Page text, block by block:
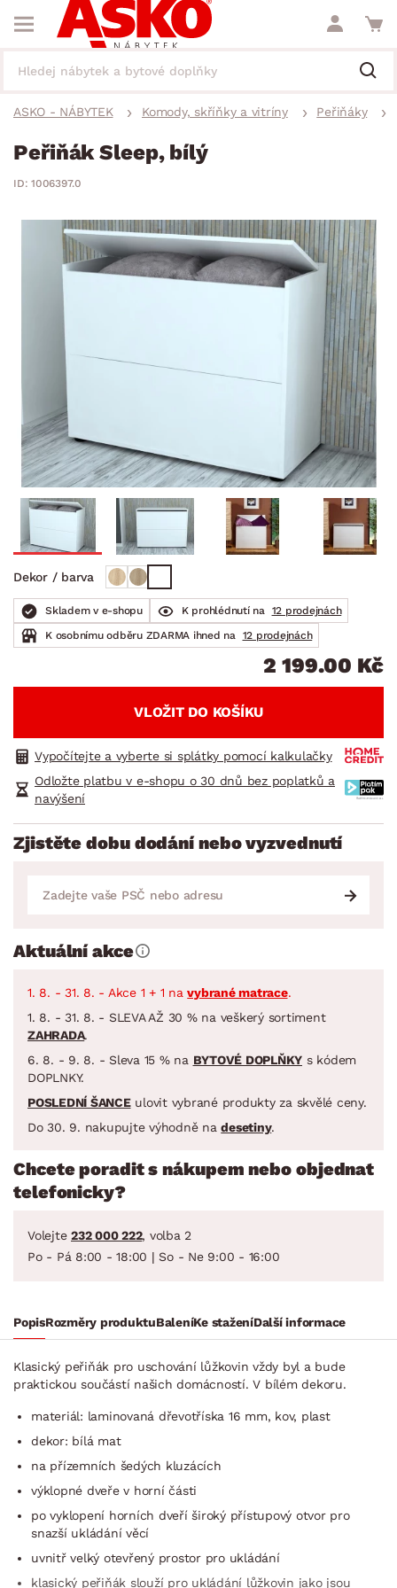
ASKO - NÁBYTEK Komody, skříňky a vitríny Peřiňáky
Peřiňák Sleep, bílý
ID: 1006397.0
Dekor / barva
Skladem v e-shopu K prohlédnutí na
12 prodejnách
K osobnímu odběru ZDARMA ihned na
12 prodejnách
2 199.00 Kč
VLOŽIT DO KOŠÍKU
Vypočítejte a vyberte si splátky pomocí kalkulačky
Odložte platbu v e-shopu o 30 dnů bez poplatků a
navýšení
Zjistěte dobu dodání nebo vyzvednutí
Aktuální akce
1. 8. - 31. 8. - Akce 1 + 1 navybrané matrace.
1. 8. - 31. 8. - SLEVA AŽ 30 % na veškerý sortiment
ZAHRADA.
6. 8. - 9. 8. - Sleva 15 % na BYTOVÉ DOPLŇKY s kódem
DOPLNKY.
POSLEDNÍ ŠANCEulovit vybrané produkty za skvělé ceny.
Do 30. 9. nakupujte výhodně nadesetiny.
Chcete poradit s nákupem nebo objednat
telefonicky?
Volejte 232 000 222, volba 2
Po - Pá 8:00 - 18:00 | So - Ne 9:00 - 16:00
PopisRozměry produktuBaleníKe staženíDalší informace
Klasický peřiňák pro uschování lůžkovin vždy byl a bude
praktickou součástí našich domácností. V bílém dekoru.
materiál: laminovaná dřevotříska 16 mm, kov, plast
dekor: bílá mat
na přízemních šedých kluzácích
výklopné dveře v horní části
po vyklopení horních dveří široký přístupový otvor pro
snazší ukládání věcí
uvnitř velký otevřený prostor pro ukládání
klasický peřiňák slouží pro ukládání lůžkovin jako jsou